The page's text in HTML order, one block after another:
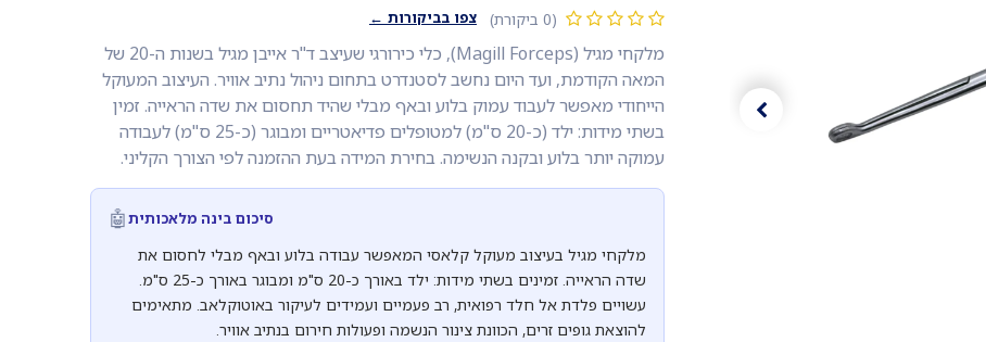
(0 ביקורת) צפו בביקורות ←
מלקחי מגיל (Magill Forceps), כלי כירורגי שעיצב ד"ר אייבן מגיל בשנות ה-20 של
המאה הקודמת, ועד היום נחשב לסטנדרט בתחום ניהול נתיב אוויר. העיצוב המעוקל
הייחודי מאפשר לעבוד עמוק בלוע ובאף מבלי שהיד תחסום את שדה הראייה. זמין
בשתי מידות: ילד (כ-20 ס"מ) למטופלים פדיאטריים ומבוגר (כ-25 ס"מ) לעבודה
עמוקה יותר בלוע ובקנה הנשימה. בחירת המידה בעת ההזמנה לפי הצורך הקליני.
סיכום בינה מלאכותית🤖
מלקחי מגיל בעיצוב מעוקל קלאסי המאפשר עבודה בלוע ובאף מבלי לחסום את
שדה הראייה. זמינים בשתי מידות: ילד באורך כ-20 ס"מ ומבוגר באורך כ-25 ס"מ.
עשויים פלדת אל חלד רפואית, רב פעמיים ועמידים לעיקור באוטוקלאב. מתאימים
להוצאת גופים זרים, הכוונת צינור הנשמה ופעולות חירום בנתיב אוויר.